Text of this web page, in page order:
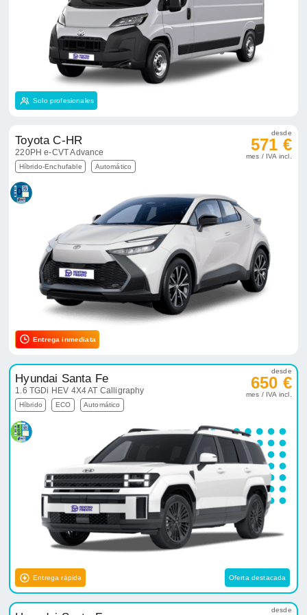
Solo profesionales
Toyota C-HR
220PH e-CVT Advance
Híbrido-Enchufable Automático
desde
571 €
mes / IVA incl.
Entrega inmediata
Hyundai Santa Fe
1.6 TGDi HEV 4X4 AT Calligraphy
Híbrido ECO Automático
desde
650 €
mes / IVA incl.
Entrega rápida Oferta destacada
desde